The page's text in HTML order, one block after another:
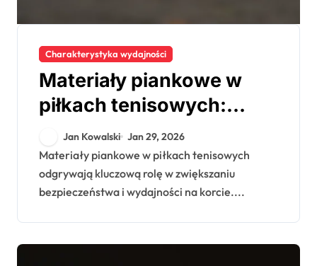
Charakterystyka wydajności
Materiały piankowe w
piłkach tenisowych:
cechy bezpieczeństwa,
wydajność, scenariusze
użycia
Jan Kowalski Jan 29, 2026
Materiały piankowe w piłkach tenisowych
odgrywają kluczową rolę w zwiększaniu
bezpieczeństwa i wydajności na korcie....